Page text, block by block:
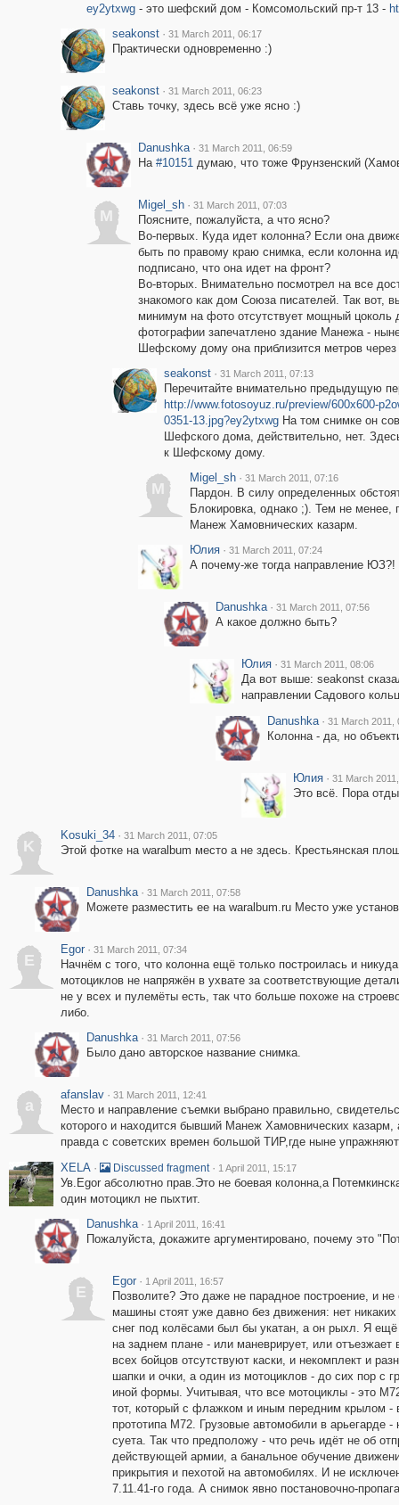
ey2ytxwg- это шефский дом - Комсомольский пр-т 13 -
seakonst · 31 March 2011, 06:17
Практически одновременно :)
seakonst · 31 March 2011, 06:23
Ставь точку, здесь всё уже ясно :)
Danushka · 31 March 2011, 06:59
На #10151думаю, что тоже Фрунзенский
M
Migel_sh · 31 March 2011, 07:03
Поясните, пожалуйста, а что ясно?
Во-первых. Куда идет колонна? Если она
быть по правому краю снимка, если колонна
подписано, что она идет на фронт?
Во-вторых. Внимательно посмотрел на все
знакомого как дом Союза писателей. Так вот,
минимум на фото отсутствует мощный цоколь
фотографии запечатлено здание Манежа -
Шефскому дому она приблизится метров через
seakonst · 31 March 2011, 07:13
Перечитайте внимательно предыдущую
http://www.fotosoyuz.ru/preview/600x600-
0351-13.jpg?ey2ytxwgНа том снимке он
Шефского дома, действительно, нет.
к Шефскому дому.
M
Migel_sh · 31 March 2011, 07:16
Пардон. В силу определенных
Блокировка, однако ;). Тем не менее,
Манеж Хамовнических казарм.
Юлия · 31 March 2011, 07:24
А почему-же тогда направление ЮЗ?!
Danushka · 31 March 2011, 07:56
А какое должно быть?
Юлия · 31 March 2011, 08:06
Да вот выше: seakonst
направлении Садового
Danushka · 31 March 2011,
Колонна - да, но
Юлия · 31 March
Это всё. Пора
K
Kosuki_34 · 31 March 2011, 07:05
Этой фотке на waralbum место а не здесь. Крестьянская
Danushka · 31 March 2011, 07:58
Можете разместить ее на waralbum.ru Место уже
E
Egor · 31 March 2011, 07:34
Начнём с того, что колонна ещё только построилась и
мотоциклов не напряжён в ухвате за соответствующие
не у всех и пулемёты есть, так что больше похоже на
либо.
Danushka · 31 March 2011, 07:56
Было дано авторское название снимка.
a
afanslav · 31 March 2011, 12:41
Место и направление съемки выбрано правильно,
которого и находится бывший Манеж Хамовнических
правда с советских времен большой ТИР,где ныне
XELA · Discussed fragment · 1 April 2011, 15:17
Ув.Egor абсолютно прав.Это не боевая колонна,а
один мотоцикл не пыхтит.
Danushka · 1 April 2011, 16:41
Пожалуйста, докажите аргументировано, почему это
E
Egor · 1 April 2011, 16:57
Позволите? Это даже не парадное построение, и
машины стоят уже давно без движения: нет
снег под колёсами был бы укатан, а он рыхл. Я
на заднем плане - или маневрирует, или
всех бойцов отсутствуют каски, и некомплект и
шапки и очки, а один из мотоциклов - до сих пор
иной формы. Учитывая, что все мотоциклы - это
тот, который с флажком и иным передним крылом
прототипа М72. Грузовые автомобили в арьегарде
суета. Так что предположу - что речь идёт не об
действующей армии, а банальное обучение
прикрытия и пехотой на автомобилях. И не
7.11.41-го года. А снимок явно постановочно-